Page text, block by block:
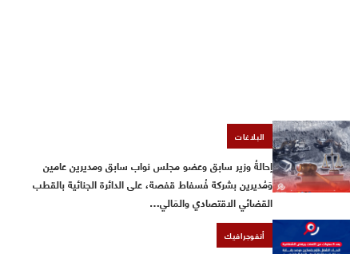
البلاغات
إحالةُ وزير سابق وعضو مجلس نواب سابق ومديرين عامين
وَمُديرين بشركة فُسفاط قفصة، على الدائرة الجنائية بالقطب
القضائي الاقتصادي والمَالي…
أنفوجرافيك